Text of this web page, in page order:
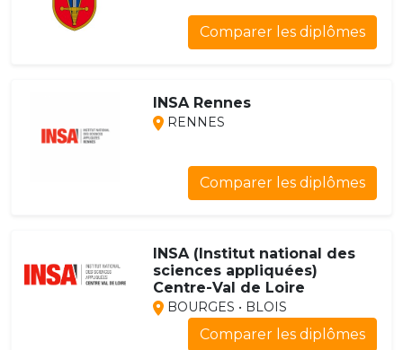
Comparer les diplômes
INSA Rennes
RENNES
Comparer les diplômes
INSA (Institut national des
sciences appliquées)
Centre-Val de Loire
BOURGES • BLOIS
Comparer les diplômes